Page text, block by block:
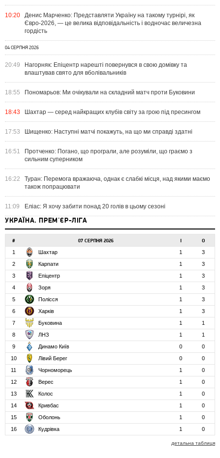
10:20
Денис Марченко: Представляти Україну на такому турнірі, як
Євро-2026, — це велика відповідальність і водночас величезна
гордість
04 СЕРПНЯ 2026
20:49
Нагорняк: Епіцентр нарешті повернувся в свою домівку та
влаштував свято для вболівальників
18:55 Пономарьов: Ми очікували на складний матч проти Буковини
18:43 Шахтар — серед найкращих клубів світу за грою під пресингом
17:53 Шищенко: Наступні матчі покажуть, на що ми справді здатні
16:51
Протченко: Погано, що програли, але розуміли, що граємо з
сильним суперником
16:22
Туран: Перемога вражаюча, однак є слабкі місця, над якими маємо
також попрацювати
11:09 Еліас: Я хочу забити понад 20 голів в цьому сезоні
УКРАЇНА. ПРЕМ'ЄР-ЛІГА
# 07 СЕРПНЯ 2026 І О
1 Шахтар 1
3
2
Карпати 1
3
3
Епіцентр 1
3
4
Зоря 1
3
5
Полісся 1
3
6
Харків 1
3
7
Буковина 1
1
8
ЛНЗ 1
1
9
Динамо Київ 0
0
10
Лівий Берег 0
0
11
Чорноморець 1
0
12
Верес 1
0
13
Колос 1
0
14
Кривбас 1
0
15
Оболонь 1
0
16
Кудрівка 1 0
детальна таблиця